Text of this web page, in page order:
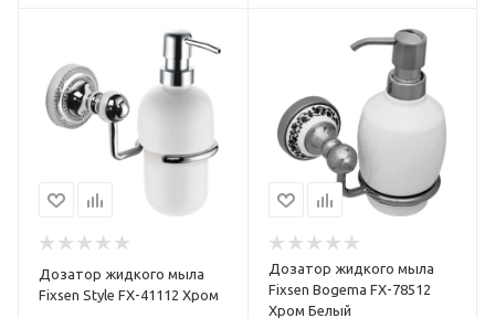
Дозатор жидкого мыла
Fixsen Style FX-41112 Хром
Дозатор жидкого мыла
Fixsen Bogema FX-78512
Хром Белый